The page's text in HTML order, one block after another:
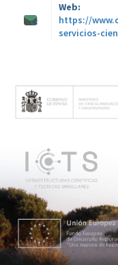
Web
https://
servicios-